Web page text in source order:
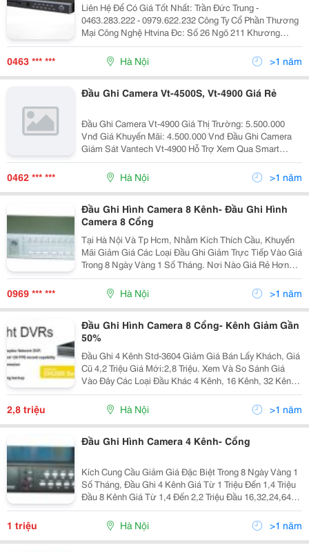
Liên Hệ Để Có Giá Tốt Nhất: Trần Đức Trung -
0463.283.222 - 0979.622.232 Công Ty Cổ Phần Thương
Mại Công Nghệ Htvina Đc: Số 26 Ngõ 211 Khương
Trung &Ndash; Thanh Xuân &Ndash; Hà Nội Yahoo
:Htvinakd3 Http ://Www.sieuthiht.com Trụ Sở Chính:
0463 *** *** Hà Nội >1 năm
Đầu Ghi Camera Vt-4500S, Vt-4900 Giá Rẻ
Đầu Ghi Camera Vt-4900 Giá Thị Trường: 5.500.000
Vnđ Giá Khuyến Mãi: 4.500.000 Vnđ Đầu Ghi Camera
Giám Sát Vantech Vt-4900 Hỗ Trợ Xem Qua Smart
Phone (Android, I-Phone&Hellip;) - 4 Kênh Hiển Thị Và
Ghi Hình Ở Độ Phân Giải 960H (960X576) - Bộ Vi Xử
0462 *** *** Hà Nội >1 năm
Đầu Ghi Hình Camera 8 Kênh- Đầu Ghi Hình
Camera 8 Cổng
Tại Hà Nội Và Tp Hcm, Nhằm Kích Thích Cầu, Khuyến
Mãi Giảm Giá Các Loại Đầu Ghi Giảm Trực Tiếp Vào Giá
Trong 8 Ngày Vàng 1 Số Tháng. Nơi Nào Giá Rẻ Hơn
Chúng Tôi Bù Chênh Lệch Gấp Đôi, Các Loại Đầu Ghi
Và Thiết Bị An Ninh Đều Giảm Từ 30-40%. Trường H
0969 *** *** Hà Nội >1 năm
Đầu Ghi Hình Camera 8 Cổng- Kênh Giảm Gần
50%
Đầu Ghi 4 Kênh Std-3604 Giảm Giá Bán Lấy Khách, Giá
Cũ 4,2 Triệu Giá Mới:2,8 Triệu. Xem Và So Sánh Giá
Vào Đây Các Loại Đầu Khác 4 Kênh, 16 Kênh, 32 Kênh
Xin Liên Hệ Trực Tiếp Lh Để Đặt Hàng, Lưu Ý Số Lượng
Có Hạn, Đt: : 0969450710
2,8 triệu Hà Nội >1 năm
Đầu Ghi Hình Camera 4 Kênh- Cổng
Kích Cung Cầu Giảm Giá Đặc Biệt Trong 8 Ngày Vàng 1
Số Tháng, Đầu Ghi 4 Kênh Giá Từ 1 Triệu Đến 1,4 Triệu
Đầu 8 Kênh Giá Từ 1,4 Đến 2,2 Triệu Đầu 16,32,24,64
Giá Từ 2,8 Triệu Trở Lên Camera Trong Nhà Hồng Ngoại
Ban Đêm Giá Từ 350K Trở Lên
1 triệu Hà Nội >1 năm